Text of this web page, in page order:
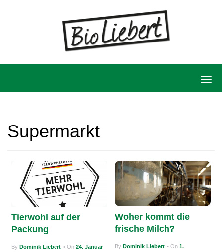
to
content
T
e
n
a
v
Supermarkt
Tierwohl auf der
Packung
ByDominik Liebert • On24. Januar
Woher kommt die
frische Milch?
By Dominik Liebert • On1.